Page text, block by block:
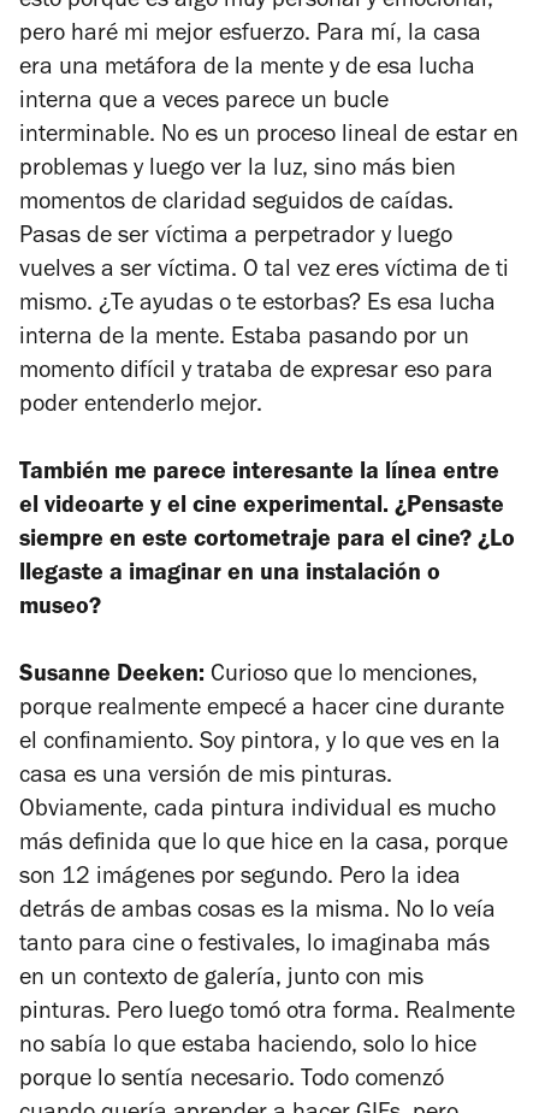
pero haré mi mejor esfuerzo. Para mí, la casa
era una metáfora de la mente y de esa lucha
interna que a veces parece un bucle
interminable. No es un proceso lineal de estar en
problemas y luego ver la luz, sino más bien
momentos de claridad seguidos de caídas.
Pasas de ser víctima a perpetrador y luego
vuelves a ser víctima. O tal vez eres víctima de ti
mismo. ¿Te ayudas o te estorbas? Es esa lucha
interna de la mente. Estaba pasando por un
momento difícil y trataba de expresar eso para
poder entenderlo mejor.
También me parece interesante la línea entre
el videoarte y el cine experimental. ¿Pensaste
siempre en este cortometraje para el cine? ¿Lo
llegaste a imaginar en una instalación o
museo?
Susanne Deeken: Curioso que lo menciones,
porque realmente empecé a hacer cine durante
el confinamiento. Soy pintora, y lo que ves en la
casa es una versión de mis pinturas.
Obviamente, cada pintura individual es mucho
más definida que lo que hice en la casa, porque
son 12 imágenes por segundo. Pero la idea
detrás de ambas cosas es la misma. No lo veía
tanto para cine o festivales, lo imaginaba más
en un contexto de galería, junto con mis
pinturas. Pero luego tomó otra forma. Realmente
no sabía lo que estaba haciendo, solo lo hice
porque lo sentía necesario. Todo comenzó